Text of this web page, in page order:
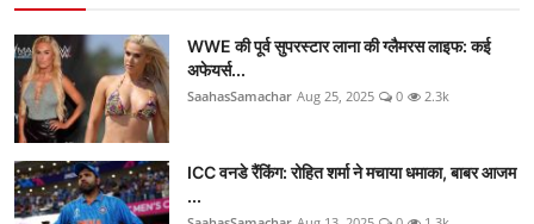
WWE की पूर्व सुपरस्टार लाना की ग्लैमरस लाइफ: कई
अफेयर्स...
SaahasSamachar Aug 25, 2025 0 2.3k
ICC वनडे रैंकिंग: रोहित शर्मा ने मचाया धमाका, बाबर आजम
...